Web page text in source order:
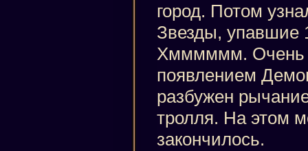
город. Потом
Звезды, упавшие
Хмммммм. Очень
появлением
разбужен
тролля. На этом
закончилось.